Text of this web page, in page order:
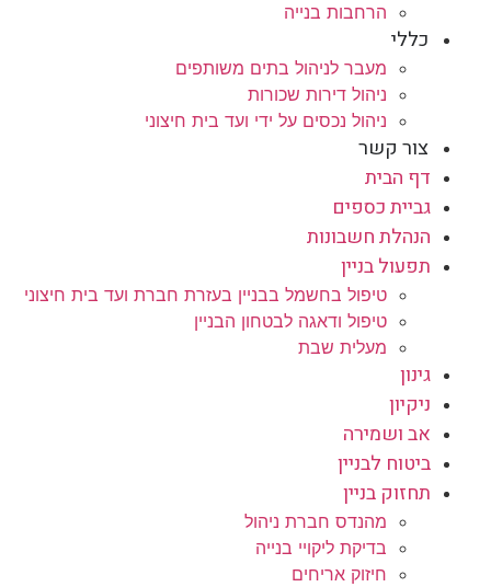
הרחבות בנייה
כללי
מעבר לניהול בתים משותפים
ניהול דירות שכורות
ניהול נכסים על ידי ועד בית חיצוני
צור קשר
דף הבית
גביית כספים
הנהלת חשבונות
תפעול בניין
טיפול בחשמל בבניין בעזרת חברת ועד בית חיצוני
טיפול ודאגה לבטחון הבניין
מעלית שבת
גינון
ניקיון
אב ושמירה
ביטוח לבניין
תחזוק בניין
מהנדס חברת ניהול
בדיקת ליקויי בנייה
חיזוק אריחים